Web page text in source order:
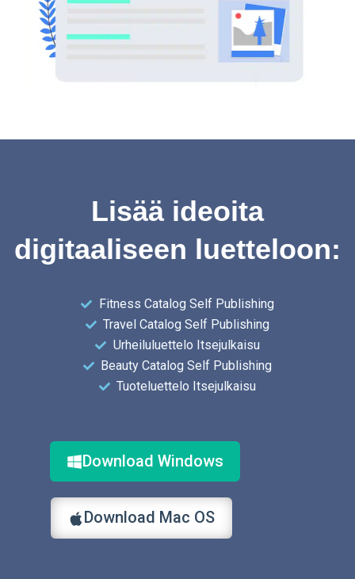
Lisää ideoita
digitaaliseen luetteloon:
Fitness Catalog Self Publishing
Travel Catalog Self Publishing
Urheiluluettelo Itsejulkaisu
Beauty Catalog Self Publishing
Tuoteluettelo Itsejulkaisu
Download Windows
Download Mac OS